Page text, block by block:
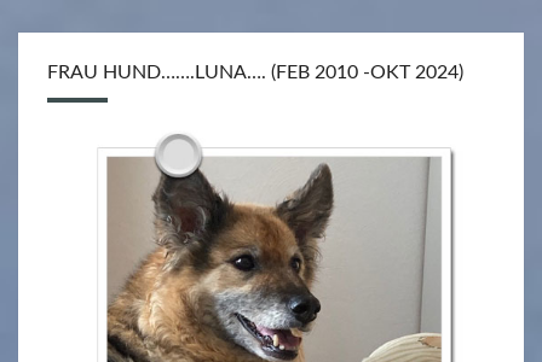
FRAU HUND…….LUNA…. (FEB 2010 -OKT 2024)